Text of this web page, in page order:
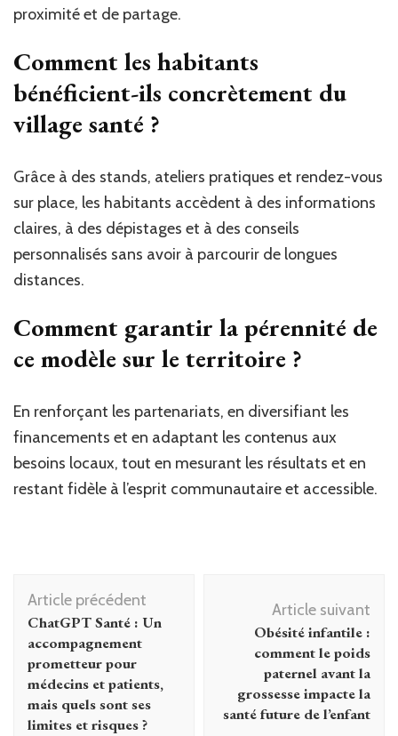
proximité et de partage.
Comment les habitants
bénéficient-ils concrètement du
village santé ?
Grâce à des stands, ateliers pratiques et rendez-vous
sur place, les habitants accèdent à des informations
claires, à des dépistages et à des conseils
personnalisés sans avoir à parcourir de longues
distances.
Comment garantir la pérennité de
ce modèle sur le territoire ?
En renforçant les partenariats, en diversifiant les
financements et en adaptant les contenus aux
besoins locaux, tout en mesurant les résultats et en
restant fidèle à l’esprit communautaire et accessible.
Navigation
d'article
Article précédent
ChatGPT Santé : Un
accompagnement
prometteur pour
médecins et patients,
mais quels sont ses
limites et risques ?
Article suivant
Obésité infantile :
comment le poids
paternel avant la
grossesse impacte la
santé future de l’enfant